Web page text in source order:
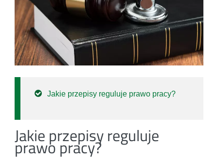
Jakie przepisy reguluje prawo pracy?
Jakie przepisy reguluje
prawo pracy?